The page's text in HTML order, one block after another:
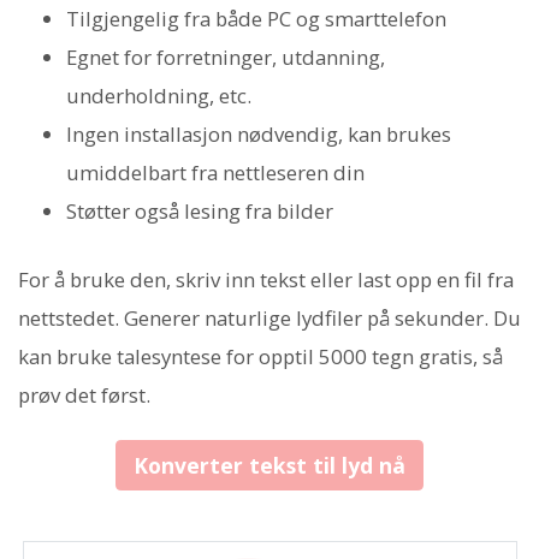
Tilgjengelig fra både PC og smarttelefon
Egnet for forretninger, utdanning,
underholdning, etc.
Ingen installasjon nødvendig, kan brukes
umiddelbart fra nettleseren din
Støtter også lesing fra bilder
For å bruke den, skriv inn tekst eller last opp en fil fra
nettstedet. Generer naturlige lydfiler på sekunder. Du
kan bruke talesyntese for opptil 5000 tegn gratis, så
prøv det først.
Konverter tekst til lyd nå